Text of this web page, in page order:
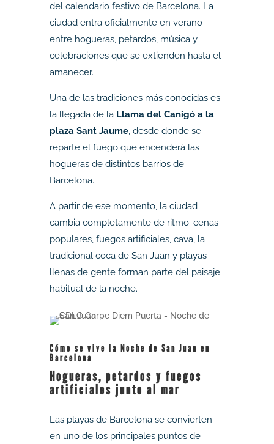
del calendario festivo de Barcelona. La
ciudad entra oficialmente en verano
entre hogueras, petardos, música y
celebraciones que se extienden hasta el
amanecer.
Una de las tradiciones más conocidas es
la llegada de la Llama del Canigó a la
plaza Sant Jaume, desde donde se
reparte el fuego que encenderá las
hogueras de distintos barrios de
Barcelona.
A partir de ese momento, la ciudad
cambia completamente de ritmo: cenas
populares, fuegos artificiales, cava, la
tradicional coca de San Juan y playas
llenas de gente forman parte del paisaje
habitual de la noche.
Cómo se vive la Noche de San Juan en
Barcelona
Hogueras, petardos y fuegos
artificiales junto al mar
Las playas de Barcelona se convierten
en uno de los principales puntos de